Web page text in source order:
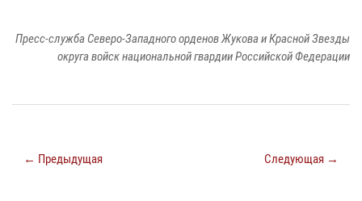
Пресс-служба Северо-Западного орденов Жукова и Красной Звезды
округа войск национальной гвардии Российской Федерации
← Предыдущая Следующая →